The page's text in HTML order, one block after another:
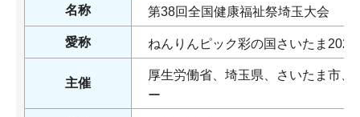
名称 第38回全国健康福祉祭埼玉大会
愛称 ねんりんピック彩の国さいたま2026
主催
厚生労働省、埼玉県、さいたま市
ー